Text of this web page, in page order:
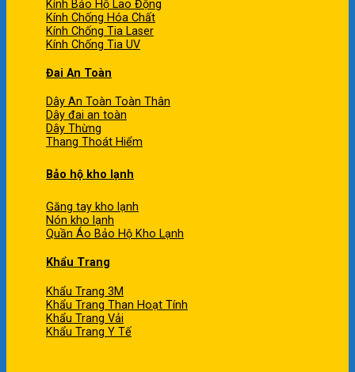
Kính Bảo Hộ Lao Động
Kính Chống Hóa Chất
Kính Chống Tia Laser
Kính Chống Tia UV
Đai An Toàn
Dây An Toàn Toàn Thân
Dây đai an toàn
Dây Thừng
Thang Thoát Hiểm
Bảo hộ kho lạnh
Găng tay kho lạnh
Nón kho lạnh
Quần Áo Bảo Hộ Kho Lạnh
Khẩu Trang
Khẩu Trang 3M
Khẩu Trang Than Hoạt Tính
Khẩu Trang Vải
Khẩu Trang Y Tế